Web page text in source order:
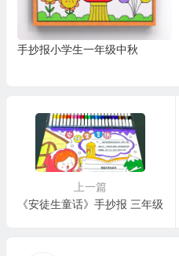
手抄报小学生一年级中秋
上一篇
《安徒生童话》手抄报 三年级